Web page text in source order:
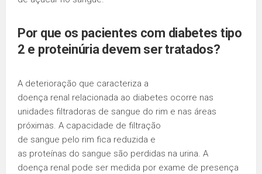
Por que os pacientes com diabetes tipo
2 e proteinúriadevem ser tratados?
A deterioração que caracteriza a
doença renal relacionada ao diabetes ocorre nas
unidades filtradoras de sangue do rim e nas áreas
próximas. A capacidade de filtração
de sangue pelo rim fica reduzida e
as proteínas do sangue são perdidas na urina. A
doença renal pode ser medida por exame de presença